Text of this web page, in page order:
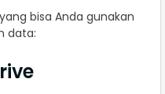
bisa Anda gunakan
data: